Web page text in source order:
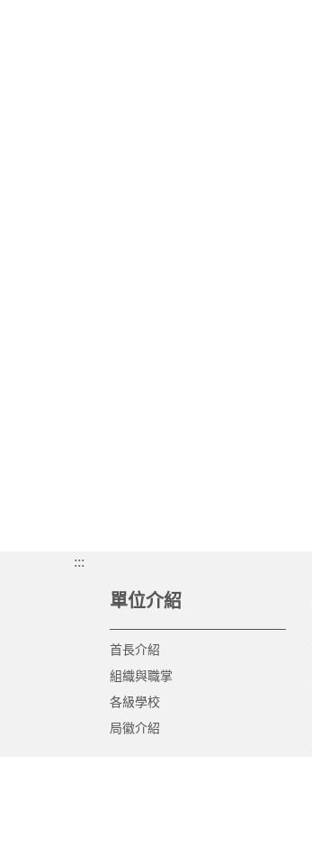
:::
單位介紹
首長介紹
組織與職掌
各級學校
局徽介紹